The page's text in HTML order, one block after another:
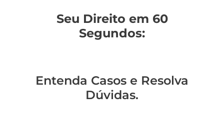
Seu Direito em 60
Segundos:
Entenda Casos e Resolva
Dúvidas.